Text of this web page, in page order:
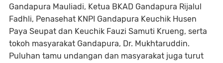
Gandapura Mauliadi, Ketua BKAD Gandapura Rijalul
Fadhli, Penasehat KNPI Gandapura Keuchik Husen
Paya Seupat dan Keuchik Fauzi Samuti Krueng, serta
tokoh masyarakat Gandapura, Dr. Mukhtaruddin.
Puluhan tamu undangan dan masyarakat juga turut